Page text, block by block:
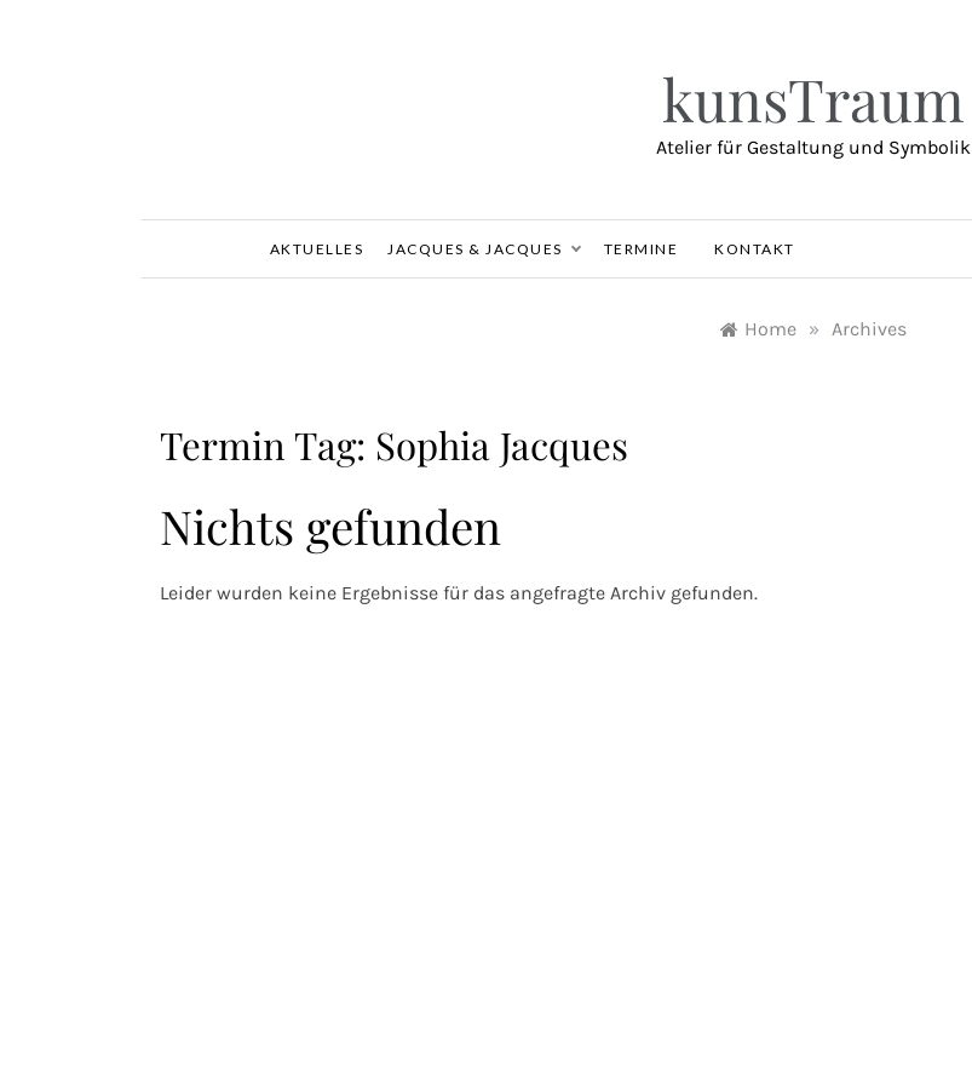
kunsTraum
Atelier für Gestaltung und Symbolik
AKTUELLES JACQUES & JACQUES TERMINE KONTAKT
Home » Archives
Termin Tag: Sophia Jacques
Nichts gefunden
Leider wurden keine Ergebnisse für das angefragte Archiv gefunden.